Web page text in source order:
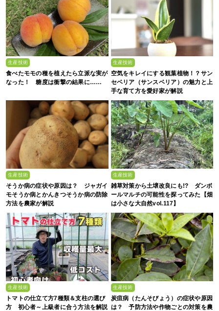
生産技術
食べたモモの種を植えたら立派な実が
なった！ 糖度は衝撃の結果に……
生産技術
空気をキレイにする観葉植物！？サン
セベリア（サンスベリア）の魅力と上
手な育て方を愛好家が解説
生産技術
そうか病の症状や原因は？ ジャガイ
モそうか病とかんきつそうか病の防除
方法を農家が解説
生産技術
雑草対策から土壌改良にも!? ダンボ
ールマルチの可能性を探ってみた【畑
は小さな大自然vol.117】
生産技術
トマトの仕立て方7種類＆支柱の選び
方 初心者～上級者に合う方法を解説
生産技術
炭疽病（たんそびょう）の症状や原因
は？ 予防方法や作物ごとの対策を農